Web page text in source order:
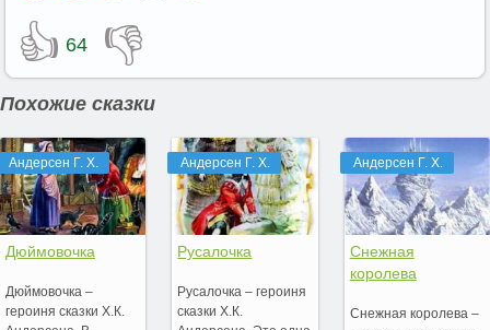
👍 64 👎
Похожие сказки
Андерсен Г. Х.
Дюймовочка
Дюймовочка –
героиня сказки Х.К.
Андерсен Г. Х.
Русалочка
Русалочка – героиня
сказки Х.К.
Андерсен Г. Х.
Снежная
королева
Снежная королева –